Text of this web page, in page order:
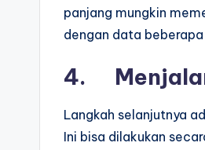
panjang mungkin
dengan data beberapa
4.
Langkah selanjutnya
Ini bisa dilakukan